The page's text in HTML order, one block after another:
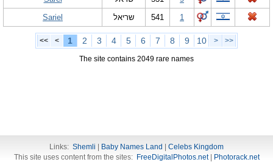
Sariel
שריאל 541 1
<< < 1 2 3 4 5 6 7 8 9 10 > >>
The site contains 2049 rare names
Links: Shemli Baby Names Land
Celebs Kingdom
This site uses content from the sites: FreeDigitalPhotos.net| Photorack.net